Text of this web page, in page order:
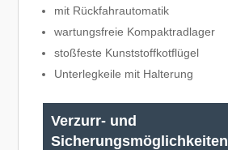
mit Rückfahrautomatik
wartungsfreie Kompaktradlager
stoßfeste Kunststoffkotflügel
Unterlegkeile mit Halterung
Verzurr- und
Sicherungsmöglichkeiten